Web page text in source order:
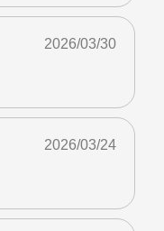
2026/03/30
2026/03/24